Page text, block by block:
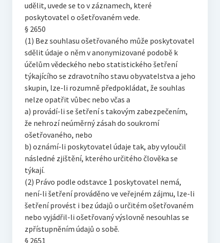
udělit, uvede se to v záznamech, které
poskytovatel o ošetřovaném vede.
§ 2650
(1) Bez souhlasu ošetřovaného může poskytovatel
sdělit údaje o něm v anonymizované podobě k
účelům vědeckého nebo statistického šetření
týkajícího se zdravotního stavu obyvatelstva a jeho
skupin, lze-li rozumně předpokládat, že souhlas
nelze opatřit vůbec nebo včas a
a) provádí-li se šetření s takovým zabezpečením,
že nehrozí neúměrný zásah do soukromí
ošetřovaného, nebo
b) oznámí-li poskytovatel údaje tak, aby vyloučil
následné zjištění, kterého určitého člověka se
týkají.
(2) Právo podle odstavce 1 poskytovatel nemá,
není-li šetření prováděno ve veřejném zájmu, lze-li
šetření provést i bez údajů o určitém ošetřovaném
nebo vyjádřil-li ošetřovaný výslovně nesouhlas se
zpřístupněním údajů o sobě.
§ 2651